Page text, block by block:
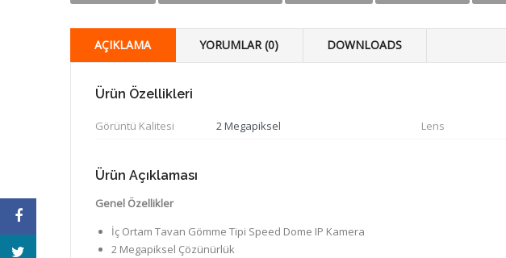
AÇIKLAMA YORUMLAR (0) DOWNLOADS
Ürün Özellikleri
Görüntü Kalitesi 2 Megapiksel Lens
Ürün Açıklaması
Genel Özellikler
İç Ortam Tavan Gömme Tipi Speed Dome IP Kamera
2 Megapiksel Çözünürlük